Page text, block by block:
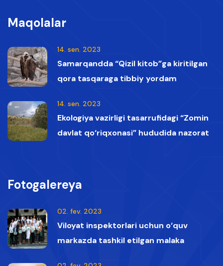
Maqolalar
14. sen. 2023
Samarqandda “Qizil kitob”ga kiritilgan
qora tasqaraga tibbiy yordam
14. sen. 2023
Ekologiya vazirligi tasarrufidagi “Zomin
davlat qo‘riqxonasi” hududida nazorat
Fotogalereya
02. fev. 2023
Viloyat inspektorlari uchun o‘quv
markazda tashkil etilgan malaka